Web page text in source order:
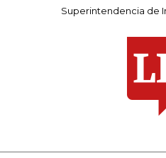
Superintendencia de